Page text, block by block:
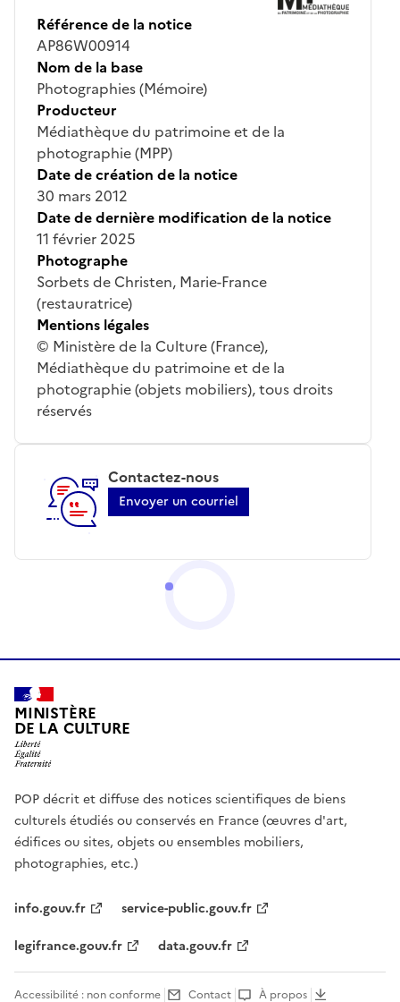
Référence de la notice
AP86W00914
Nom de la base
Photographies (Mémoire)
Producteur
Médiathèque du patrimoine et de la
photographie (MPP)
Date de création de la notice
30 mars 2012
Date de dernière modification de la notice
11 février 2025
Photographe
Sorbets de Christen, Marie-France
(restauratrice)
Mentions légales
© Ministère de la Culture (France),
Médiathèque du patrimoine et de la
photographie (objets mobiliers), tous droits
réservés
Contactez-nous
Envoyer un courriel
MINISTÈRE
DE LA CULTURE
POP décrit et diffuse des notices scientifiques de biens
culturels étudiés ou conservés en France (œuvres d'art,
édifices ou sites, objets ou ensembles mobiliers,
photographies, etc.)
info.gouv.fr
service-public.gouv.fr
legifrance.gouv.fr
data.gouv.fr
Accessibilité : non conforme Contact À propos